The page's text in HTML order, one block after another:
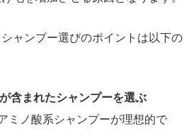
ャンプー選びのポイントは以下の
含まれたシャンプーを選ぶ
ミノ酸系シャンプーが理想的で